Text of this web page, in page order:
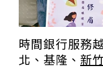
時間銀行服務
北、基隆、 新竹